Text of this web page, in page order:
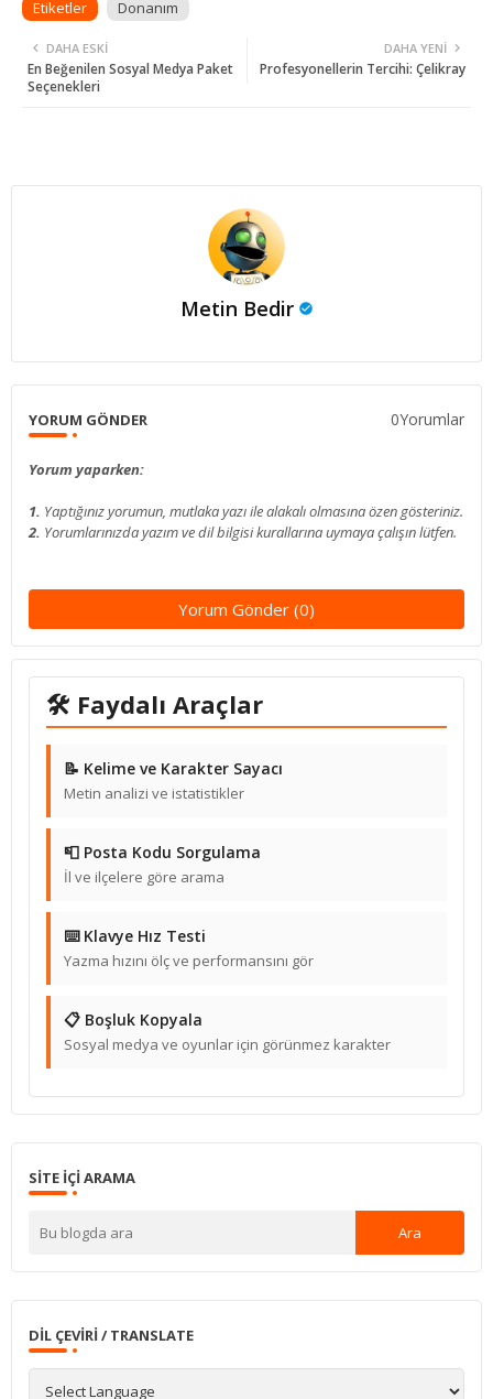
Etiketler Donanım
DAHA YENI
Profesyonellerin Tercihi: Çelikray
DAHA ESKI
En Beğenilen Sosyal Medya Paket
Seçenekleri
Metin Bedir
YORUM GÖNDER 0Yorumlar
Yorum yaparken:
1. Yaptığınız yorumun, mutlaka yazı ile alakalı olmasına özen gösteriniz.
2. Yorumlarınızda yazım ve dil bilgisi kurallarına uymaya çalışın lütfen.
Yorum Gönder (0)
🛠 Faydalı Araçlar
📝 Kelime ve Karakter Sayacı
Metin analizi ve istatistikler
📮 Posta Kodu Sorgulama
İl ve ilçelere göre arama
⌨️ Klavye Hız Testi
Yazma hızını ölç ve performansını gör
📋 Boşluk Kopyala
Sosyal medya ve oyunlar için görünmez karakter
SITE IÇI ARAMA
DIL ÇEVIRI / TRANSLATE